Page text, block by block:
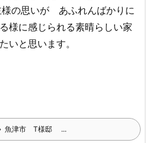
の思いが あふれんばかりに
様に感じられる素晴らしい家
と思います。
魚津市 T様邸 ...